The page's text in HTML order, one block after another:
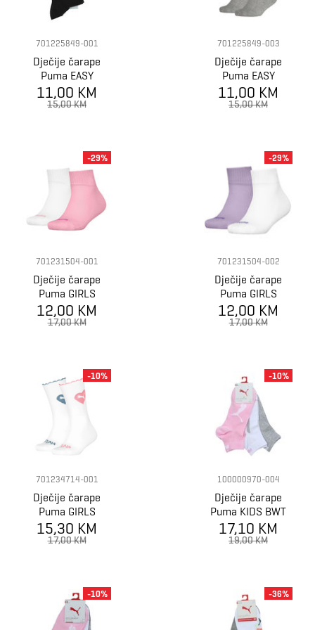
701225849-001
Dječije čarape
Puma EASY
RIDER JUNIOR
2P
11,00 KM
15,00 KM
701225849-003
Dječije čarape
Puma EASY
RIDER JUNIOR
2P
11,00 KM
15,00 KM
701231504-001
Dječije čarape
Puma GIRLS
HEART SOCK 2P
12,00 KM
17,00 KM
-29%
701231504-002
Dječije čarape
Puma GIRLS
HEART SOCK 2P
12,00 KM
17,00 KM
-29%
701234714-001
Dječije čarape
Puma GIRLS
SCALLOP EDGE
SOCK 2P
15,30 KM
17,00 KM
-10%
100000970-004
Dječije čarape
Puma KIDS BWT
QUARTER 3P
17,10 KM
19,00 KM
-10%
-10% -36%